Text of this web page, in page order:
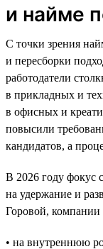
и найме
С точки зрения
и пересборки
работодатели
в прикладных и
в офисных и
повысили
кандидатов, а
В 2026 году фокус
на удержание и
Горовой, компании
• на внутреннюю